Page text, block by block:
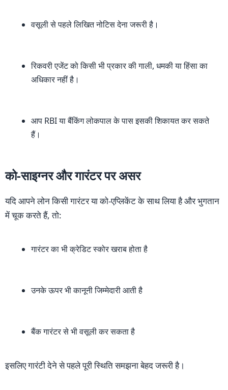
वसूली से पहले लिखित नोटिस देना जरूरी है।
रिकवरी एजेंट को किसी भी प्रकार की गाली, धमकी या हिंसा का
अधिकार नहीं है।
आप RBI या बैंकिंग लोकपाल के पास इसकी शिकायत कर सकते
हैं।
को-साइग्नर और गारंटर पर असर
यदि आपने लोन किसी गारंटर या को-एप्लिकेंट के साथ लिया है और भुगतान
में चूक करते हैं, तो:
गारंटर का भी क्रेडिट स्कोर खराब होता है
उनके ऊपर भी कानूनी जिम्मेदारी आती है
बैंक गारंटर से भी वसूली कर सकता है
इसलिए गारंटी देने से पहले पूरी स्थिति समझना बेहद जरूरी है।